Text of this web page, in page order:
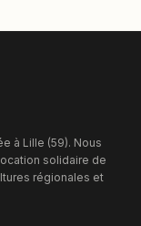
à Lille (59). Nous
solidaire de
régionales et